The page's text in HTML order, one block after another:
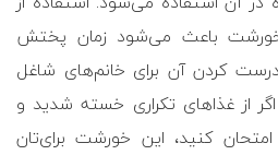
باعث می‌شود زمان پختش
کردن آن برای خانم‌های شاغل
از غذاهای تکراری خسته شدید و
کنید، این خورشت برای‌تان